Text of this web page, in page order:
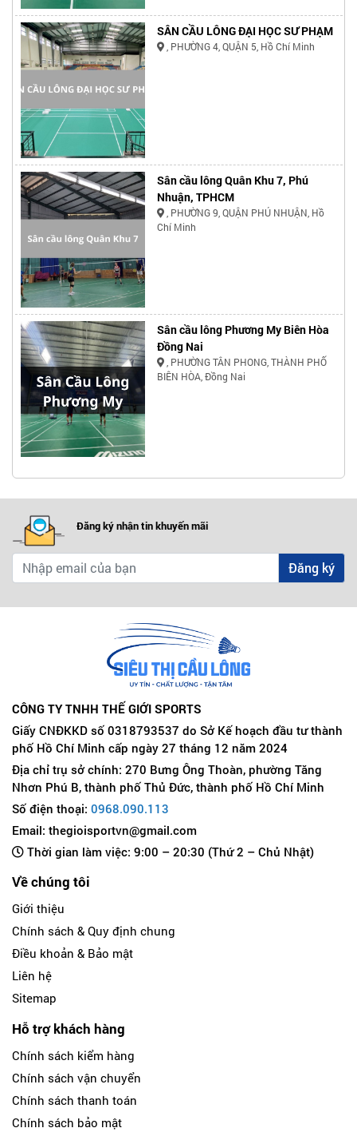
SÂN CẦU LÔNG ĐẠI HỌC SƯ PHẠM
, PHƯỜNG 4, QUẬN 5, Hồ Chí Minh
Sân cầu lông Quân Khu 7, Phú
Nhuận, TPHCM
, PHƯỜNG 9, QUẬN PHÚ NHUẬN, Hồ
Chí Minh
Sân cầu lông Phương My Biên Hòa
Đồng Nai
, PHƯỜNG TÂN PHONG, THÀNH PHỐ
BIÊN HÒA, Đồng Nai
Đăng ký nhận tin khuyến mãi
Đăng ký
CÔNG TY TNHH THẾ GIỚI SPORTS
Giấy CNĐKKD số 0318793537 do Sở Kế hoạch đầu tư thành
phố Hồ Chí Minh cấp ngày 27 tháng 12 năm 2024
Địa chỉ trụ sở chính: 270 Bưng Ông Thoàn, phường Tăng
Nhơn Phú B, thành phố Thủ Đức, thành phố Hồ Chí Minh
Số điện thoại: 0968.090.113
Email: thegioisportvn@gmail.com
Thời gian làm việc: 9:00 – 20:30 (Thứ 2 – Chủ Nhật)
Về chúng tôi
Giới thiệu
Chính sách & Quy định chung
Điều khoản & Bảo mật
Liên hệ
Sitemap
Hỗ trợ khách hàng
Chính sách kiểm hàng
Chính sách vận chuyển
Chính sách thanh toán
Chính sách bảo mật